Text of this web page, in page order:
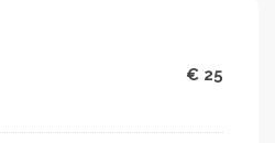
€ 25